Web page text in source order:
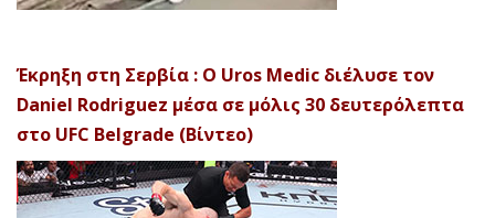
Έκρηξη στη Σερβία : Ο Uros Medic διέλυσε τον
Daniel Rodriguez μέσα σε μόλις 30 δευτερόλεπτα
στο UFC Belgrade (Βίντεο)